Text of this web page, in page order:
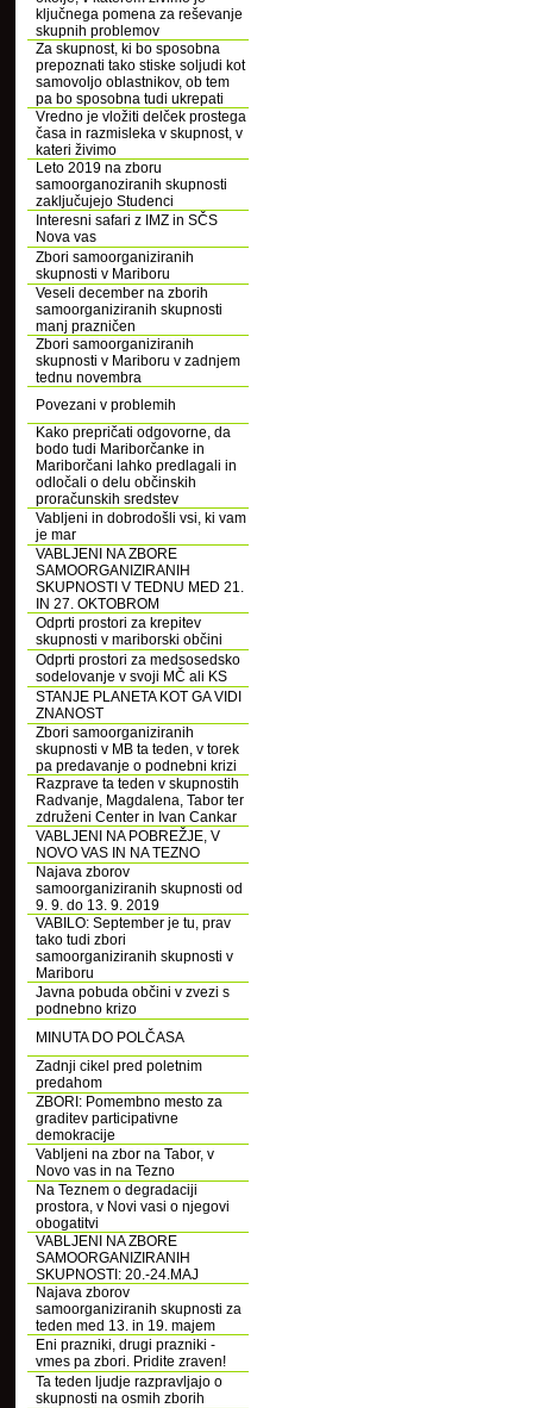
ključnega pomena za reševanje
skupnih problemov
Za skupnost, ki bo sposobna
prepoznati tako stiske soljudi kot
samovoljo oblastnikov, ob tem
pa bo sposobna tudi ukrepati
Vredno je vložiti delček prostega
časa in razmisleka v skupnost, v
kateri živimo
Leto 2019 na zboru
samoorganoziranih skupnosti
zaključujejo Studenci
Interesni safari z IMZ in SČS
Nova vas
Zbori samoorganiziranih
skupnosti v Mariboru
Veseli december na zborih
samoorganiziranih skupnosti
manj prazničen
Zbori samoorganiziranih
skupnosti v Mariboru v zadnjem
tednu novembra
Povezani v problemih
Kako prepričati odgovorne, da
bodo tudi Mariborčanke in
Mariborčani lahko predlagali in
odločali o delu občinskih
proračunskih sredstev
Vabljeni in dobrodošli vsi, ki vam
je mar
VABLJENI NA ZBORE
SAMOORGANIZIRANIH
SKUPNOSTI V TEDNU MED 21.
IN 27. OKTOBROM
Odprti prostori za krepitev
skupnosti v mariborski občini
Odprti prostori za medsosedsko
sodelovanje v svoji MČ ali KS
STANJE PLANETA KOT GA VIDI
ZNANOST
Zbori samoorganiziranih
skupnosti v MB ta teden, v torek
pa predavanje o podnebni krizi
Razprave ta teden v skupnostih
Radvanje, Magdalena, Tabor ter
združeni Center in Ivan Cankar
VABLJENI NA POBREŽJE, V
NOVO VAS IN NA TEZNO
Najava zborov
samoorganiziranih skupnosti od
9. 9. do 13. 9. 2019
VABILO: September je tu, prav
tako tudi zbori
samoorganiziranih skupnosti v
Mariboru
Javna pobuda občini v zvezi s
podnebno krizo
MINUTA DO POLČASA
Zadnji cikel pred poletnim
predahom
ZBORI: Pomembno mesto za
graditev participativne
demokracije
Vabljeni na zbor na Tabor, v
Novo vas in na Tezno
Na Teznem o degradaciji
prostora, v Novi vasi o njegovi
obogatitvi
VABLJENI NA ZBORE
SAMOORGANIZIRANIH
SKUPNOSTI: 20.-24.MAJ
Najava zborov
samoorganiziranih skupnosti za
teden med 13. in 19. majem
Eni prazniki, drugi prazniki -
vmes pa zbori. Pridite zraven!
Ta teden ljudje razpravljajo o
skupnosti na osmih zborih